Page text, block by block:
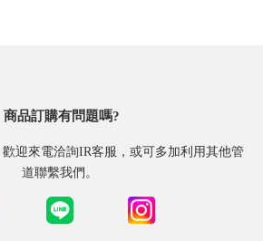
商品訂購有問題嗎?
迎來電洽詢IR客服，或可多加利用其他管
道聯繫我們。